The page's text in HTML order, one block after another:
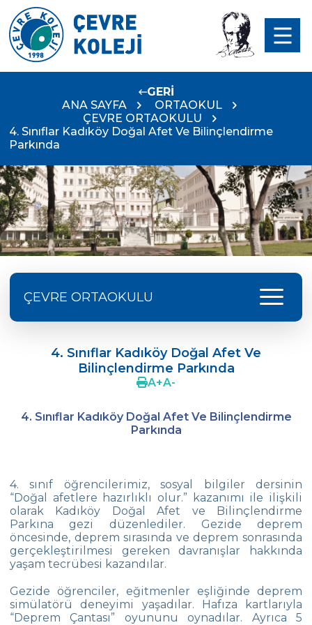
GERİ
ANA SAYFA
ORTAOKUL
ÇEVRE ORTAOKULU
4. Sınıflar Kadıköy Doğal Afet Ve Bilinçlendirme
Parkında
ÇEVRE ORTAOKULU menu
MATEMATİK OLİMPİYATLARI
Çevre‘de Dil Bayramı Coşkusu
4C
5.Sınıf Öğrencilerimizle Tarihe Yolculuk
Yüzmede Bir Başarı Daha
Türk Zekâ Vakfı Şampiyonası
SEMEP Etkinliğinde Su ve Toprak Kirliliğine
Dikkat Çektik
4. Sınıflar Kadıköy Doğal Afet Ve
Bilinçlendirme Parkında
A+A-
4. Sınıflar Kadıköy Doğal Afet Ve Bilinçlendirme
Parkında
4. sınıf öğrencilerimiz, sosyal bilgiler dersinin
“Doğal afetlere hazırlıklı olur.” kazanımı ile ilişkili
olarak Kadıköy Doğal Afet ve Bilinçlendirme
Parkına gezi düzenlediler. Gezide deprem
öncesinde, deprem sırasında ve deprem sonrasında
gerçekleştirilmesi gereken davranışlar hakkında
yaşam tecrübesi kazandılar.
Gezide öğrenciler, eğitmenler eşliğinde deprem
simülatörü deneyimi yaşadılar. Hafıza kartlarıyla
“Deprem Çantası” oyununu oynadılar. Ayrıca 5